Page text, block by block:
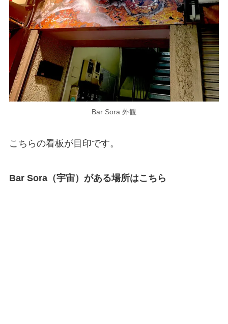
Bar Sora 外観
こちらの看板が目印です。
Bar Sora（宇宙）がある場所はこちら